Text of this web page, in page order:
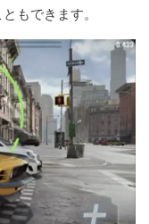
もできます。